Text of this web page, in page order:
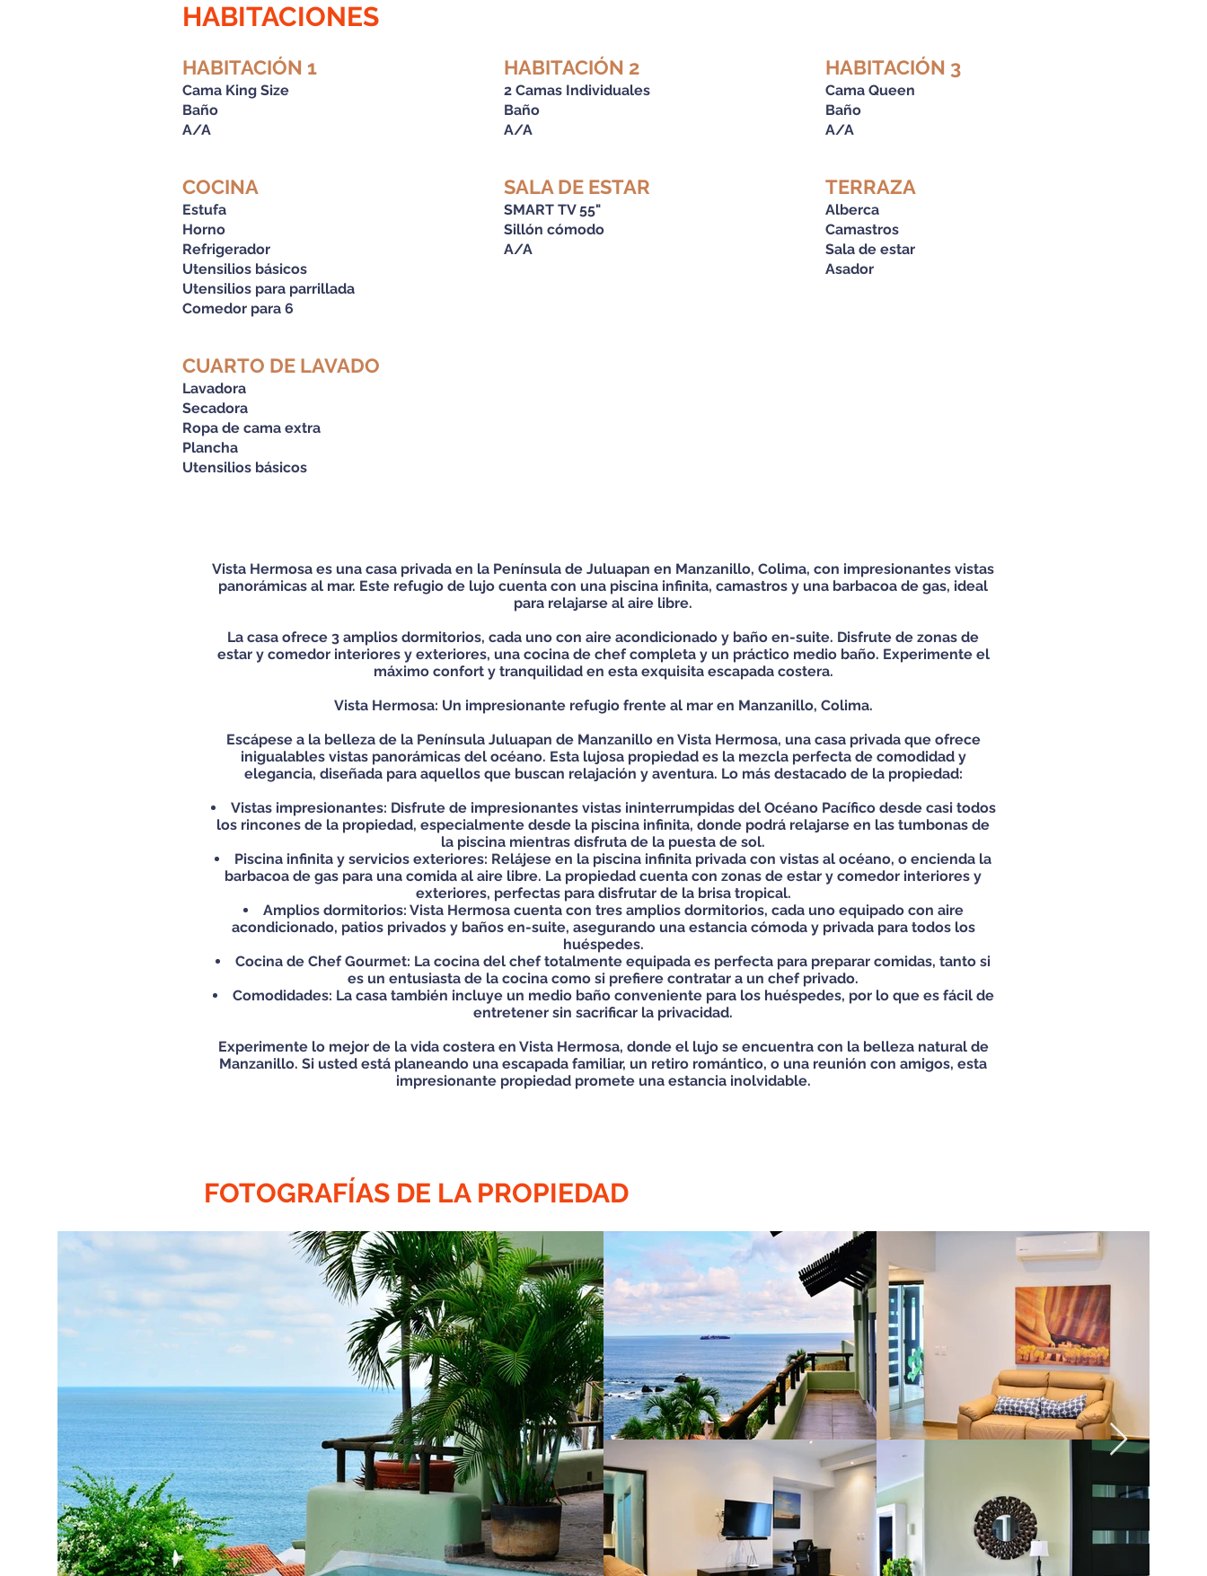
HABITACIONES
HABITACIÓN 1
Cama King Size
Baño
A/A
COCINA
Estufa
Horno
Refrigerador
Utensilios básicos
Utensilios para parrillada
Comedor para 6
HABITACIÓN 2
2 Camas Individuales
Baño
A/A
SALA DE ESTAR
SMART TV 55"
Sillón cómodo
A/A
HABITACIÓN 3
Cama Queen
Baño
A/A
TERRAZA
Alberca
Camastros
Sala de estar
Asador
CUARTO DE LAVADO
Lavadora
Secadora
Ropa de cama extra
Plancha
Utensilios básicos
Vista Hermosa es una casa privada en la Península de Juluapan en Manzanillo, Colima, con impresionantes vistas
panorámicas al mar. Este refugio de lujo cuenta con una piscina infinita, camastros y una barbacoa de gas, ideal
para relajarse al aire libre.
La casa ofrece 3 amplios dormitorios, cada uno con aire acondicionado y baño en-suite. Disfrute de zonas de
estar y comedor interiores y exteriores, una cocina de chef completa y un práctico medio baño. Experimente el
máximo confort y tranquilidad en esta exquisita escapada costera.
Vista Hermosa: Un impresionante refugio frente al mar en Manzanillo, Colima.
Escápese a la belleza de la Península Juluapan de Manzanillo en Vista Hermosa, una casa privada que ofrece
inigualables vistas panorámicas del océano. Esta lujosa propiedad es la mezcla perfecta de comodidad y
elegancia, diseñada para aquellos que buscan relajación y aventura. Lo más destacado de la propiedad:
Vistas impresionantes: Disfrute de impresionantes vistas ininterrumpidas del Océano Pacífico desde casi todos
los rincones de la propiedad, especialmente desde la piscina infinita, donde podrá relajarse en las tumbonas de
la piscina mientras disfruta de la puesta de sol.
Piscina infinita y servicios exteriores: Relájese en la piscina infinita privada con vistas al océano, o encienda la
barbacoa de gas para una comida al aire libre. La propiedad cuenta con zonas de estar y comedor interiores y
exteriores, perfectas para disfrutar de la brisa tropical.
Amplios dormitorios: Vista Hermosa cuenta con tres amplios dormitorios, cada uno equipado con aire
acondicionado, patios privados y baños en-suite, asegurando una estancia cómoda y privada para todos los
huéspedes.
Cocina de Chef Gourmet: La cocina del chef totalmente equipada es perfecta para preparar comidas, tanto si
es un entusiasta de la cocina como si prefiere contratar a un chef privado.
Comodidades: La casa también incluye un medio baño conveniente para los huéspedes, por lo que es fácil de
entretener sin sacrificar la privacidad.
Experimente lo mejor de la vida costera en Vista Hermosa, donde el lujo se encuentra con la belleza natural de
Manzanillo. Si usted está planeando una escapada familiar, un retiro romántico, o una reunión con amigos, esta
impresionante propiedad promete una estancia inolvidable.
FOTOGRAFÍAS DE LA PROPIEDAD